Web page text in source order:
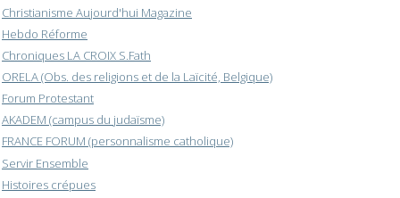
Christianisme Aujourd'hui Magazine
Hebdo Réforme
Chroniques LA CROIX S.Fath
ORELA (Obs. des religions et de la Laïcité, Belgique)
Forum Protestant
AKADEM (campus du judaïsme)
FRANCE FORUM (personnalisme catholique)
Servir Ensemble
Histoires crépues